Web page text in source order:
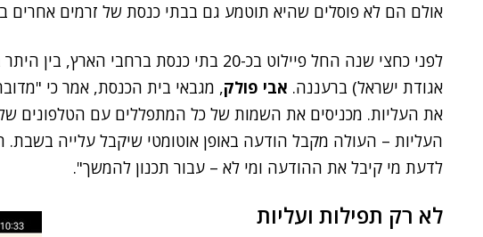
אולם הם לא פוסלים שהיא תוטמע גם בבתי כנסת של זרמים אחרים
לפני כחצי שנה החל פיילוט בכ-20 בתי כנסת ברחבי הארץ, בין היתר בבית הכנסת
אגודת ישראל) ברעננה. אבי פולק, מגבאי בית הכנסת, אמר כי
את העליות. מכניסים את השמות של כל המתפללים עם הטלפונים
העליות – העולה מקבל הודעה באופן אוטומטי שיקבל עלייה
לדעת מי קיבל את ההודעה ומי לא – עבור תכנון להמשך".
לא רק תפילות ועליות